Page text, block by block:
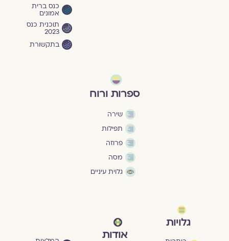
כנס ברית
אמונים
תוכנית כנס
2023
בתקשורת
ספרות ורוח
שירה
תפילות
פרוזה
מסה
גלוית עיניים
גלויות
אודות